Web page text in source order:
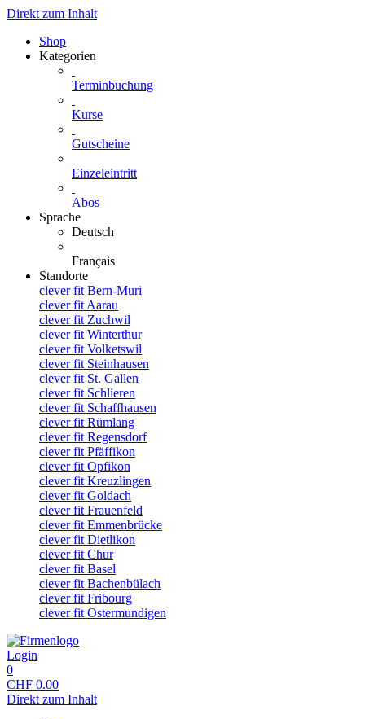
Direkt zum Inhalt
Shop
Kategorien
Terminbuchung
Kurse
Gutscheine
Einzeleintritt
Abos
Sprache
Deutsch
Français
Standorte
clever fit Bern-Muri
clever fit Aarau
clever fit Zuchwil
clever fit Winterthur
clever fit Volketswil
clever fit Steinhausen
clever fit St. Gallen
clever fit Schlieren
clever fit Schaffhausen
clever fit Rümlang
clever fit Regensdorf
clever fit Pfäffikon
clever fit Opfikon
clever fit Kreuzlingen
clever fit Goldach
clever fit Frauenfeld
clever fit Emmenbrücke
clever fit Dietlikon
clever fit Chur
clever fit Basel
clever fit Bachenbülach
clever fit Fribourg
clever fit Ostermundigen
Login
0
CHF 0.00
Direkt zum Inhalt